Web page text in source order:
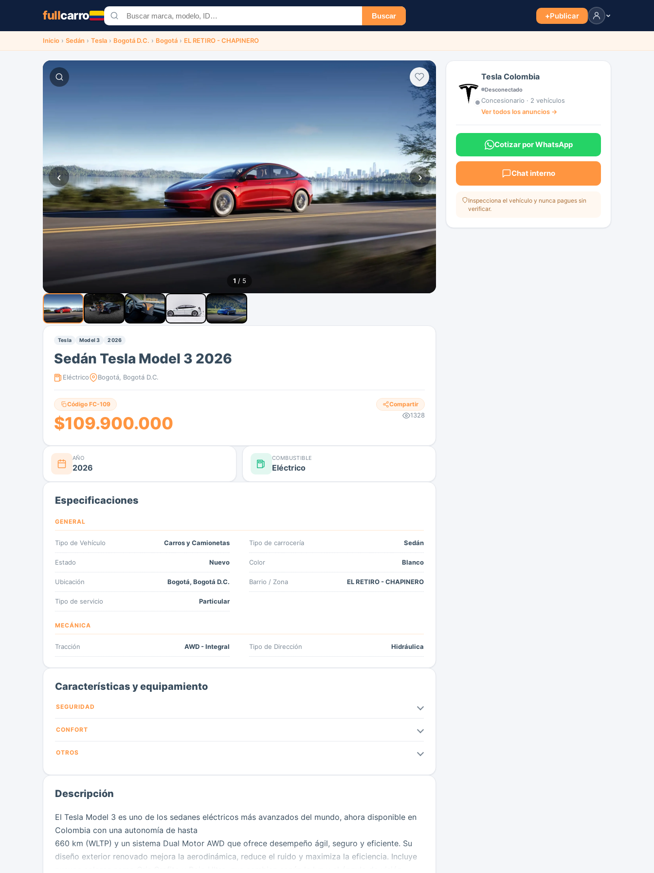
fullcarro Buscar +Publicar
Inicio › Sedán › Tesla › Bogotá D.C. › Bogotá › EL RETIRO - CHAPINERO
‹ ›
1 / 5
Tesla Model 3 2026
Sedán Tesla Model 3 2026
Eléctrico Bogotá, Bogotá D.C.
Código FC-109
$109.900.000
Compartir
1328
AÑO
2026
COMBUSTIBLE
Eléctrico
Especificaciones
GENERAL
Tipo de Vehículo Carros y Camionetas Tipo de carrocería Sedán
Estado Nuevo Color Blanco
Ubicación Bogotá, Bogotá D.C. Barrio / Zona EL RETIRO - CHAPINERO
Tipo de servicio Particular
MECÁNICA
Tracción AWD - Integral Tipo de Dirección Hidráulica
Características y equipamiento
SEGURIDAD
CONFORT
OTROS
Descripción
El Tesla Model 3 es uno de los sedanes eléctricos más avanzados del mundo, ahora disponible en
Colombia con una autonomía de hasta
660 km (WLTP) y un sistema Dual Motor AWD que ofrece desempeño ágil, seguro y eficiente. Su
diseño exterior renovado mejora la aerodinámica, reduce el ruido y maximiza la eficiencia. Incluye
Tesla Colombia
Desconectado
Concesionario · 2 vehículos
Ver todos los anuncios →
Cotizar por WhatsApp
Chat interno
Inspecciona el vehículo y nunca pagues sin
verificar.